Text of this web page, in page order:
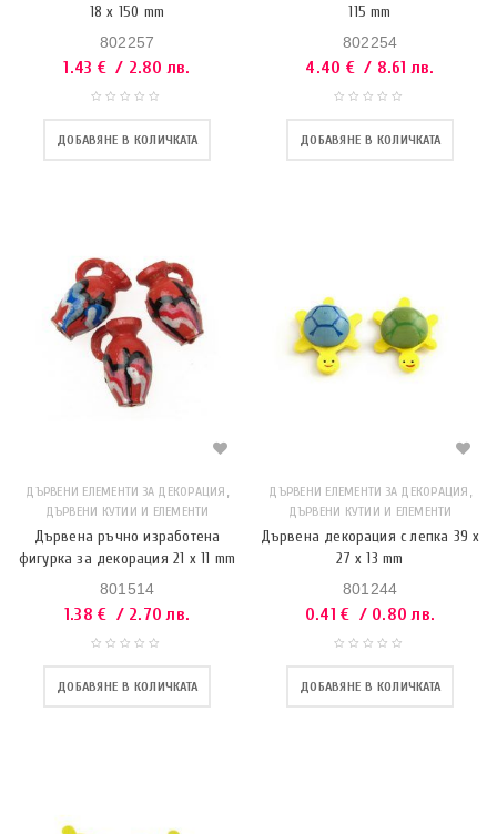
18 x 150 mm
802257
1.43 € / 2.80 лв.
ДОБАВЯНЕ В КОЛИЧКАТА
115 mm
802254
4.40 € / 8.61 лв.
ДОБАВЯНЕ В КОЛИЧКАТА
ДЪРВЕНИ ЕЛЕМЕНТИ ЗА ДЕКОРАЦИЯ ,
ДЪРВЕНИ КУТИИ И ЕЛЕМЕНТИ
Дървена ръчно изработена
фигурка за декорация 21 x 11 mm
801514
1.38€ / 2.70 лв.
ДОБАВЯНЕ В КОЛИЧКАТА
ДЪРВЕНИ ЕЛЕМЕНТИ ЗА ДЕКОРАЦИЯ ,
ДЪРВЕНИ КУТИИ И ЕЛЕМЕНТИ
Дървена декорация с лепка 39 x
27 x 13 mm
801244
0.41€ / 0.80 лв.
ДОБАВЯНЕ В КОЛИЧКАТА